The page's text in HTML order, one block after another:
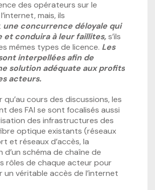
des opérateurs sur le
mais, ils
une concurrence déloyale qui
et conduira à leur faillites,s’ils
mêmes types de licence. Les
interpellées afin de
solution adéquate aux profits
acteurs.
cours des discussions, les
des FAI se sont focalisés aussi
des infrastructures des
optique existants (réseaux
et réseaux d’accès, la
schéma de chaîne de
rôles de chaque acteur pour
un véritable accès de l’internet